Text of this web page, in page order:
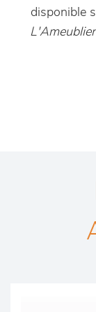
disponible